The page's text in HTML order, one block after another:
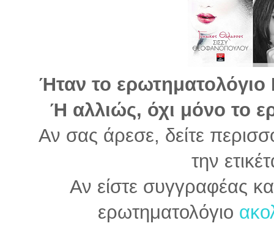
Ήταν το ερωτηματολόγιο
Ή αλλιώς, όχι μόνο το
Αν σας άρεσε, δείτε
την
Αν είστε συγγραφέας
ερωτηματολόγιο